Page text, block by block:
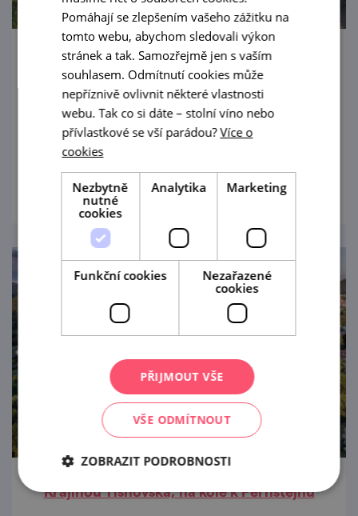
Cyklovýlet nejen za pohárkem vína
Klid a nádherná příroda Ždánického lesa,
renesanční zámek Bučovice, Slovácko jako
na dlani či krajové delikatesy. To jsou lákadla
našeho cyklovýletu, kde davy určitě
nepotkáte!
prohlédnout
Krajinou Tišnovska, na kole k Pernštejnu
Pomáhají se zlepšením vašeho zážitku na
tomto webu, abychom sledovali výkon
stránek a tak. Samozřejmě jen s vaším
souhlasem. Odmítnutí cookies může
nepříznivě ovlivnit některé vlastnosti
webu. Tak co si dáte – stolní víno nebo
přívlastkové se vší parádou?Více o
cookies
Nezbytně
nutné
cookies
Analytika Marketing
Funkční cookies
Nezařazené
cookies
PŘIJMOUT VŠE
VŠE ODMÍTNOUT
ZOBRAZIT PODROBNOSTI